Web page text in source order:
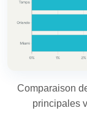
Comparaison
principales